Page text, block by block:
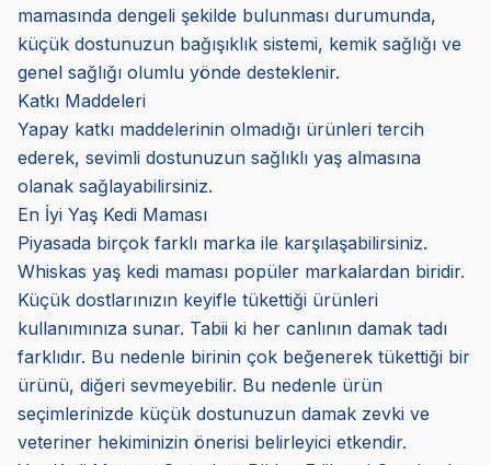
mamasında dengeli şekilde bulunması durumunda,
küçük dostunuzun bağışıklık sistemi, kemik sağlığı ve
genel sağlığı olumlu yönde desteklenir.
Katkı Maddeleri
Yapay katkı maddelerinin olmadığı ürünleri tercih
ederek, sevimli dostunuzun sağlıklı yaş almasına
olanak sağlayabilirsiniz.
En İyi Yaş Kedi Maması
Piyasada birçok farklı marka ile karşılaşabilirsiniz.
Whiskas yaş kedi maması popüler markalardan biridir.
Küçük dostlarınızın keyifle tükettiği ürünleri
kullanımınıza sunar. Tabii ki her canlının damak tadı
farklıdır. Bu nedenle birinin çok beğenerek tükettiği bir
ürünü, diğeri sevmeyebilir. Bu nedenle ürün
seçimlerinizde küçük dostunuzun damak zevki ve
veteriner hekiminizin önerisi belirleyici etkendir.